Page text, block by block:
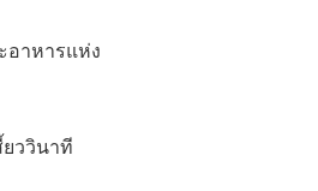
อาหารแห่ง
ววินาที